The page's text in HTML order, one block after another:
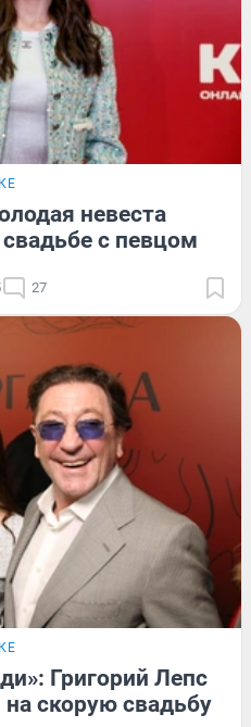
невеста
с певцом
27
Григорий Лепс
скорую свадьбу